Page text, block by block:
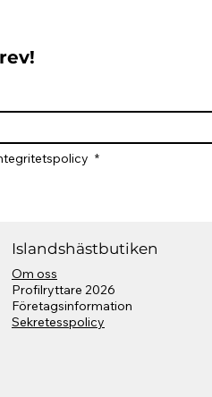
*
Islandshästbutiken
Om oss
Profilryttare 2026
​Företagsinformation
Sekretesspolicy